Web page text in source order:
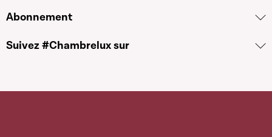
Abonnement
Suivez #Chambrelux sur